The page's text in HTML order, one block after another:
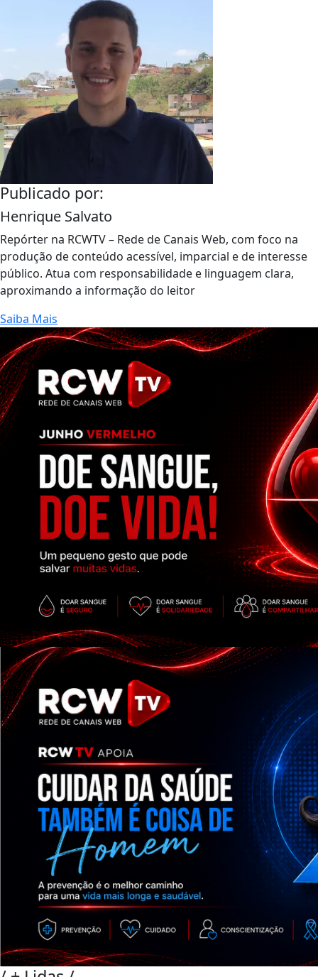
Publicado por:
Henrique Salvato
Repórter na RCWTV – Rede de Canais Web, com foco na
produção de conteúdo acessível, imparcial e de interesse
público. Atua com responsabilidade e linguagem clara,
aproximando a informação do leitor
Saiba Mais